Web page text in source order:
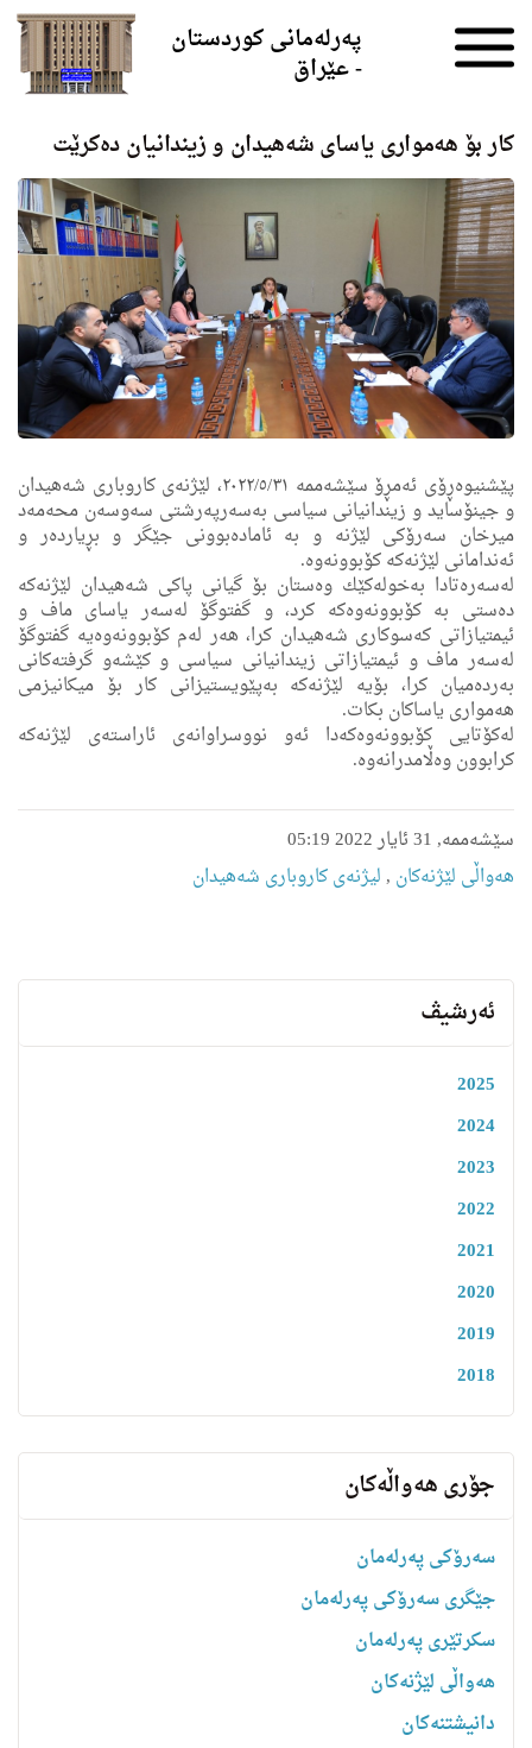
پەرلەمانی کوردستان
- عێراق
كار بۆ هەمواری یاسای شەهیدان و زیندانیان دەكرێت
پێشنیوەڕۆی ئەمڕۆ سێشەممە ۲۰۲۲/٥/۳۱، لێژنەی كاروباری شەهیدان
و جینۆساید و زیندانیانی سیاسی بەسەرپەرشتی سەوسەن محەمەد
میرخان سەرۆکی لێژنە و بە ئامادەبوونی جێگر و بڕیاردەر و
ئەندامانی لێژنەکە کۆبوونەوە.
لەسەرەتادا بەخولەكێك وەستان بۆ گیانی پاکی شەهیدان لێژنەکە
دەستی بە کۆبوونەوەکە کرد، و گفتوگۆ لەسەر یاسای ماف و
ئیمتیازاتی كەسوكاری شەهیدان كرا، هەر لەم كۆبوونەوەیە گفتوگۆ
لەسەر ماف و ئیمتیازاتی زیندانیانی سیاسی و كێشەو گرفتەكانی
بەردەمیان كرا، بۆیە لێژنەكە بەپێویستیزانی كار بۆ میكانیزمی
هەمواری یاساكان بكات.
لەكۆتایی كۆبوونەوەكەدا ئەو نووسراوانەی ئاراستەی لێژنەكە
كرابوون وەڵامدرانەوە.
سێشەممە, 31 ئایار 2022 05:19
هه‌واڵى لێژنه‌كان ,لیژنه‌ى كاروبارى شه‌هیدان
ئەرشیڤ
2025
2024
2023
2022
2021
2020
2019
2018
جۆری هەواڵەکان
سەرۆکی پەرلەمان
جێگری سەرۆکی پەرلەمان
سکرتێری پەرلەمان
هه‌واڵى لێژنه‌كان
دانیشتنه‌کان